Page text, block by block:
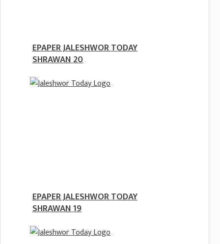
EPAPER JALESHWOR TODAY
SHRAWAN 20
EPAPER JALESHWOR TODAY
SHRAWAN 19